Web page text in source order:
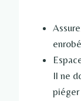
Il ne
piéger